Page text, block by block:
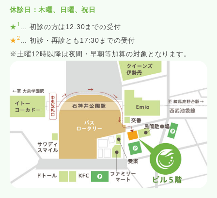
休診日：木曜、日曜、祝日
★ 1
... 初診の方は12:30までの受付
★2
... 初診・再診とも17:30までの受付
※土曜12時以降は夜間・早朝等加算の対象となります。